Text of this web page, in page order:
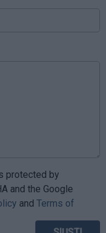
protected by
and the Google
and Terms of